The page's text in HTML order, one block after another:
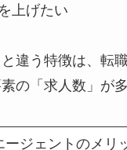
上げたい
違う特徴は、転
の「求人数」が多
ージェントのメリ